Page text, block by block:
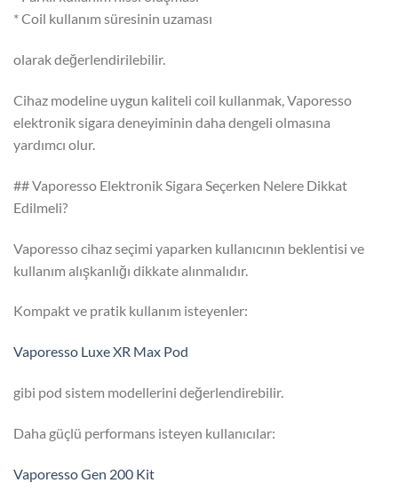
* Coil kullanım süresinin uzaması
olarak değerlendirilebilir.
Cihaz modeline uygun kaliteli coil kullanmak, Vaporesso
elektronik sigara deneyiminin daha dengeli olmasına
yardımcı olur.
## Vaporesso Elektronik Sigara Seçerken Nelere Dikkat
Edilmeli?
Vaporesso cihaz seçimi yaparken kullanıcının beklentisi ve
kullanım alışkanlığı dikkate alınmalıdır.
Kompakt ve pratik kullanım isteyenler:
Vaporesso Luxe XR Max Pod
gibi pod sistem modellerini değerlendirebilir.
Daha güçlü performans isteyen kullanıcılar:
Vaporesso Gen 200 Kit